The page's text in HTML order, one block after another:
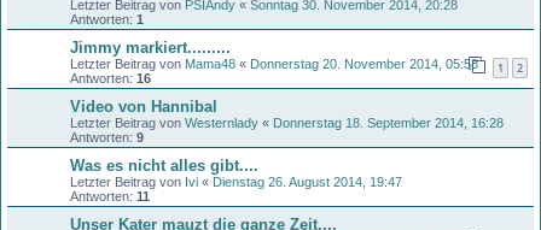
Letzter Beitrag von PSIAndy « Sonntag 30. November 2014, 20:28
Antworten: 1
Jimmy markiert.........
Letzter Beitrag von Mama48 « Donnerstag 20. November 2014, 05:58
Antworten: 16
1 2
Video von Hannibal
Letzter Beitrag von Westernlady « Donnerstag 18. September 2014, 16:28
Antworten: 9
Was es nicht alles gibt....
Letzter Beitrag von Ivi « Dienstag 26. August 2014, 19:47
Antworten: 11
Unser Kater mauzt die ganze Zeit....